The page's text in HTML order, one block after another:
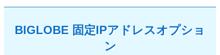
BIGLOBE 固定IPアドレスオプショ
ン